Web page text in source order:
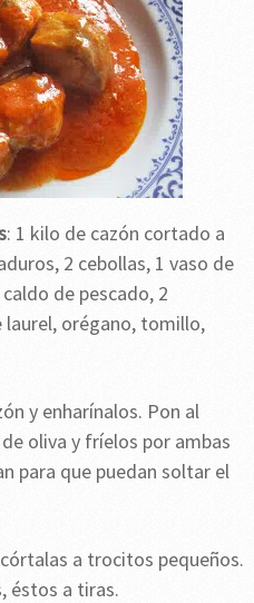
: 1 kilo de cazón cortado a
2 cebollas, 1 vaso de
de pescado, 2
laurel, orégano, tomillo,
y enharínalos. Pon al
oliva y fríelos por ambas
para que puedan soltar el
a trocitos pequeños.
éstos a tiras.